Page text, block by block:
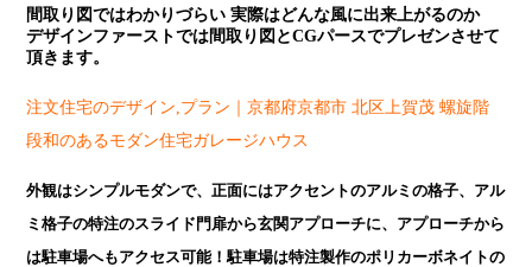
間取り図ではわかりづらい 実際はどんな風に出来上がるのか
デザインファーストでは間取り図とCGパースでプレゼンさせて
頂きます。
注文住宅のデザイン,プラン｜京都府京都市 北区上賀茂 螺旋階
段和のあるモダン住宅ガレージハウス
外観はシンプルモダンで、正面にはアクセントのアルミの格子、アル
ミ格子の特注のスライド門扉から玄関アプローチに、アプローチから
は駐車場へもアクセス可能！駐車場は特注製作のポリカーボネイトの